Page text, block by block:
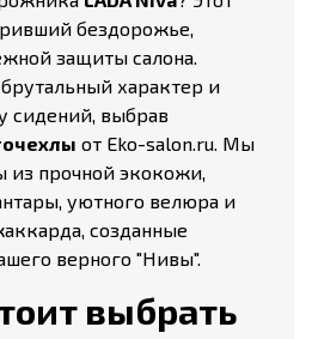
бездорожье,
защиты салона.
характер и
сидений, выбрав
от Eko-salon.ru. Мы
из прочной экокожи,
уютного велюра и
созданные
верного "Нивы".
выбрать